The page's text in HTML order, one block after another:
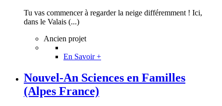
Tu vas commencer à regarder la neige différemment ! Ici,
dans le Valais (...)
Ancien projet
En Savoir +
Nouvel-An Sciences en Familles
(Alpes France)